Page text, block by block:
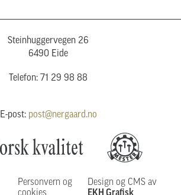
Steinhuggervegen 26
6490 Eide
Telefon: 71 29 98 88
E-post: post@nergaard.no
Personvern og
Design og CMS av